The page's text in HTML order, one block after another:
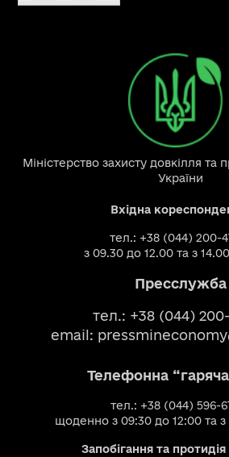
Міністерство захисту довкілля та
України
Вхідна
тел.: +38 (044) 200-
з 09.30 до 12.00 та з
Пресслужба
тел.: +38 (044)
email:
Телефонна “гаряча
тел.: +38 (044) 596-
щоденно з 09:30 до 12:00 та з
Запобігання та протидія